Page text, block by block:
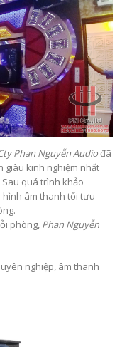
Phan Nguyễn Audiođã
giàu kinh nghiệm nhất
quá trình khảo
âm thanh tối tưu
phòng, Phan Nguyễn
nghiệp, âm thanh